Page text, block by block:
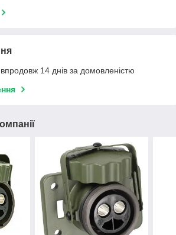
14 днів за домовленістю